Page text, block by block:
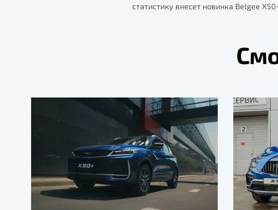
статистику внесет новинка Belgee